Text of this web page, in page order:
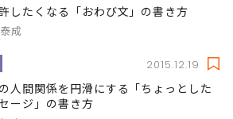
したくなる「おわび文」の書き方
成
2015.12.19
人間関係を円滑にする「ちょっとした
ージ」の書き方